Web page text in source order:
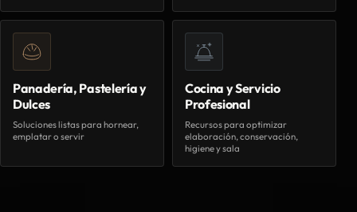
Panadería, Pastelería y
Dulces
Soluciones listas para hornear,
emplatar o servir
Cocina y Servicio
Profesional
Recursos para optimizar
elaboración, conservación,
higiene y sala